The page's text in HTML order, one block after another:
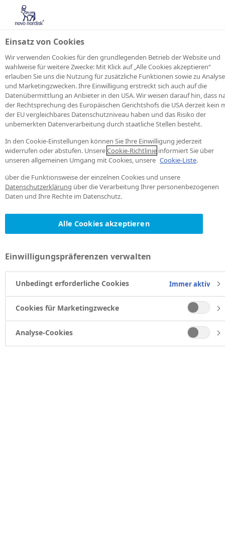
Einsatz von Cookies
Wir verwenden Cookies für den grundlegenden Betrieb der Website und
wahlweise für weitere Zwecke: Mit Klick auf „Alle Cookies akzeptieren“
erlauben Sie uns die Nutzung für zusätzliche Funktionen sowie zu
und Marketingzwecken. Ihre Einwilligung erstreckt sich auch auf die
Datenübermittlung an Anbieter in den USA. Wir weisen darauf hin, dass
der Rechtsprechung des Europäischen Gerichtshofs die USA derzeit kein
der EU vergleichbares Datenschutzniveau haben und das Risiko der
unbemerkten Datenverarbeitung durch staatliche Stellen besteht.
In den Cookie-Einstellungen können Sie Ihre Einwilligung jederzeit
widerrufen oder abstufen. UnsereCookie-Richtlinie informiert Sie über
unseren allgemeinen Umgang mit Cookies, unsere Cookie-Liste.
über die Funktionsweise der einzelnen Cookies und unsere
Datenschutzerklärung über die Verarbeitung Ihrer personenbezogenen
Daten und Ihre Rechte im Datenschutz.
Alle Cookies akzeptieren
Einwilligungspräferenzen verwalten
Unbedingt erforderliche Cookies Immer aktiv
Cookies für Marketingzwecke
Analyse-Cookies